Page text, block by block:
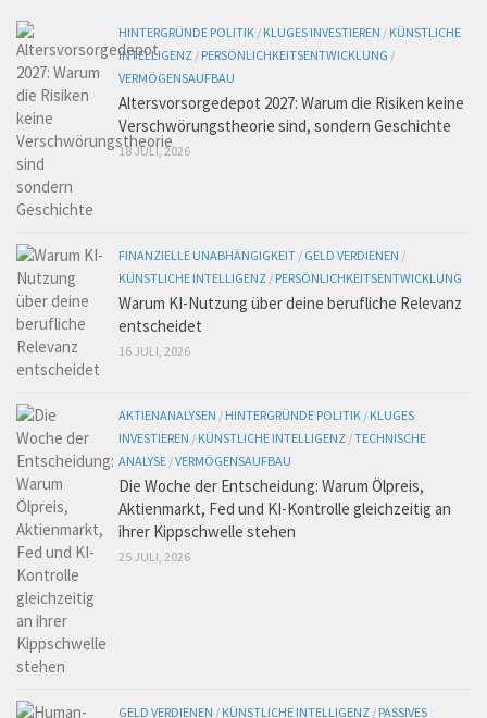
HINTERGRÜNDE POLITIK / KLUGES INVESTIEREN / KÜNSTLICHE
INTELLIGENZ / PERSÖNLICHKEITSENTWICKLUNG /
VERMÖGENSAUFBAU
Altersvorsorgedepot 2027: Warum die Risiken keine
Verschwörungstheorie sind, sondern Geschichte
18 JULI, 2026
FINANZIELLE UNABHÄNGIGKEIT / GELD VERDIENEN /
KÜNSTLICHE INTELLIGENZ / PERSÖNLICHKEITSENTWICKLUNG
Warum KI-Nutzung über deine berufliche Relevanz
entscheidet
16 JULI, 2026
AKTIENANALYSEN / HINTERGRÜNDE POLITIK / KLUGES
INVESTIEREN / KÜNSTLICHE INTELLIGENZ /TECHNISCHE
ANALYSE /VERMÖGENSAUFBAU
Die Woche der Entscheidung: Warum Ölpreis,
Aktienmarkt, Fed und KI-Kontrolle gleichzeitig an
ihrer Kippschwelle stehen
25 JULI, 2026
GELD VERDIENEN / KÜNSTLICHE INTELLIGENZ / PASSIVES